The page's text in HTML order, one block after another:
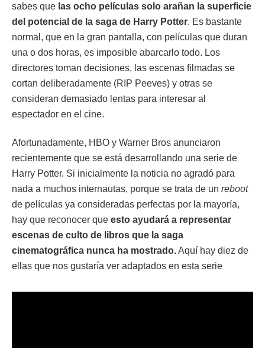
sabes que las ocho películas solo arañan la superficie
del potencial de la saga de Harry Potter. Es bastante
normal, que en la gran pantalla, con películas que duran
una o dos horas, es imposible abarcarlo todo. Los
directores toman decisiones, las escenas filmadas se
cortan deliberadamente (RIP Peeves) y otras se
consideran demasiado lentas para interesar al
espectador en el cine.
Afortunadamente, HBO y Warner Bros anunciaron
recientemente que se está desarrollando una serie de
Harry Potter. Si inicialmente la noticia no agradó para
nada a muchos internautas, porque se trata de un reboot
de películas ya consideradas perfectas por la mayoría,
hay que reconocer que esto ayudará a representar
escenas de culto de libros que la saga
cinematográfica nunca ha mostrado.Aquí hay diez de
ellas que nos gustaría ver adaptados en esta serie